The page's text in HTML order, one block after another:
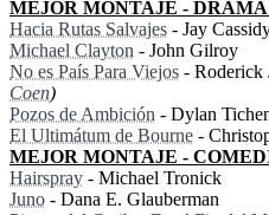
MEJOR MONTAJE -
Hacia Rutas Salvajes - Jay
Michael Clayton - John Gilroy
No es País Para Viejos - Roderick
Coen)
Pozos de Ambición - Dylan
El Ultimátum de Bourne -
MEJOR MONTAJE -
Hairspray - Michael Tronick
Juno - Dana E. Glauberman